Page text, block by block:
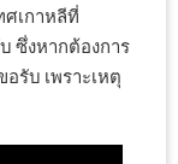
เกาหลีที่
ซึ่งหากต้องการ
รับ เพราะเหตุ